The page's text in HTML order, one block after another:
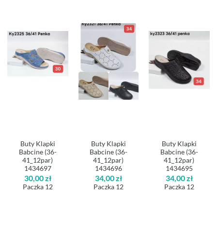
Buty Klapki
Babcine (36-
41_12par)
1434697
30,00zł
Paczka 12
Buty Klapki
Babcine (36-
41_12par)
1434696
34,00zł
Paczka 12
Buty Klapki
Babcine (36-
41_12par)
1434695
34,00zł
Paczka 12